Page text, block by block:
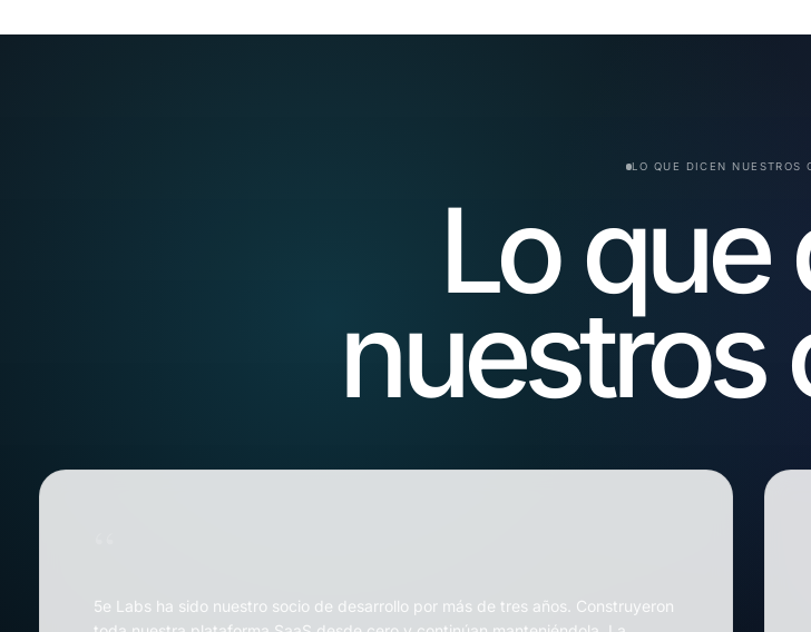
LO QUE DICEN NUESTROS
Lo que
nuestros
5e Labs ha sido nuestro socio de desarrollo por más de tres años. Construyeron